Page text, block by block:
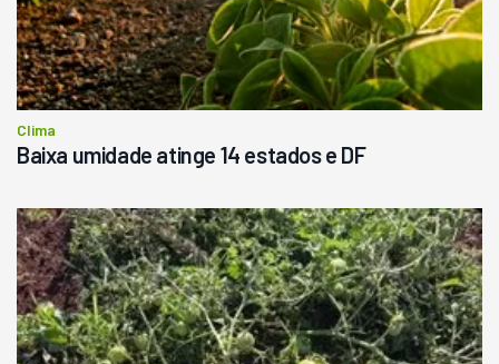
Clima
Baixa umidade atinge 14 estados e DF